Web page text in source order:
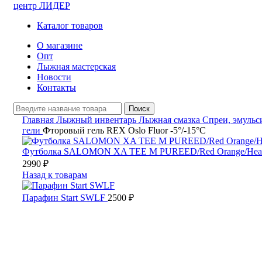
Каталог товаров
О магазине
Опт
Лыжная мастерская
Новости
Контакты
Поиск
Главная Лыжный инвентарь Лыжная смазка Спреи,
гели Фторовый гель REX Oslo Fluor -5°/-15°С
Футболка SALOMON XA TEE M PUREED/Red Orange/
2990 ₽
Назад к товарам
Парафин Start SWLF 2500 ₽